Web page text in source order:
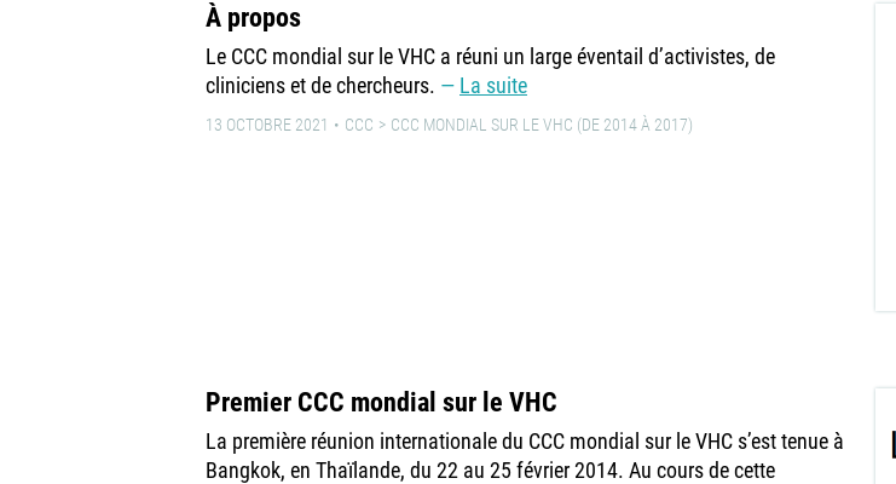
À propos
Le CCC mondial sur le VHC a réuni un large éventail d’activistes, de
cliniciens et de chercheurs.
La suite
13 OCTOBRE 2021 CCC CCC MONDIAL SUR LE VHC (DE 2014 À 2017)
Premier CCC mondial sur le VHC
La première réunion internationale du CCC mondial sur le VHC s’est tenue à
Bangkok, en Thaïlande, du 22 au 25 février 2014. Au cours de cette